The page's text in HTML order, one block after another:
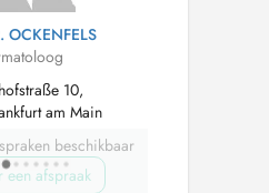
OCKENFELS
10,
am Main
beschikbaar
een afspraak